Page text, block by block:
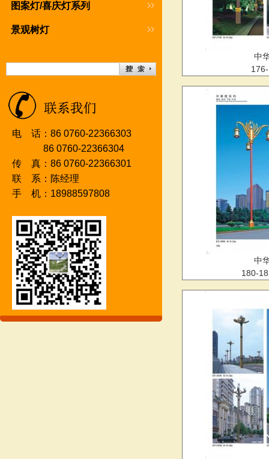
图案灯/喜庆灯系列
景观树灯
电 话：86 0760-22366303
86 0760-22366304
传 真：86 0760-22366301
联 系：陈经理
手 机：18988597808
中
中
180-